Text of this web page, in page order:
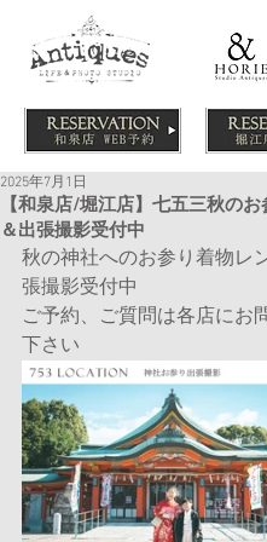
【和泉店/堀江店】七五三秋の
＆出張撮影受付中
2025年7月1日
秋の神社へのお参り着物レ
張撮影受付中
ご予約、ご質問は各店にお
下さい